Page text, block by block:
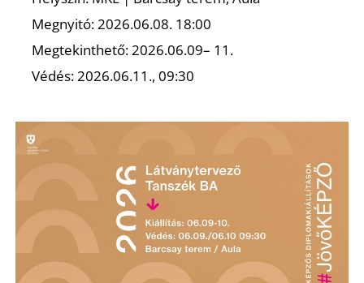
Megnyitó: 2026.06.08. 18:00
Megtekinthető: 2026.06.09– 11.
Védés: 2026.06.11., 09:30